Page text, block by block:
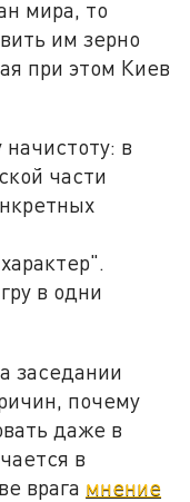
мира, то
им зерно
при этом Киев
в
части
в одни
заседании
почему
даже в
в
врага мнение